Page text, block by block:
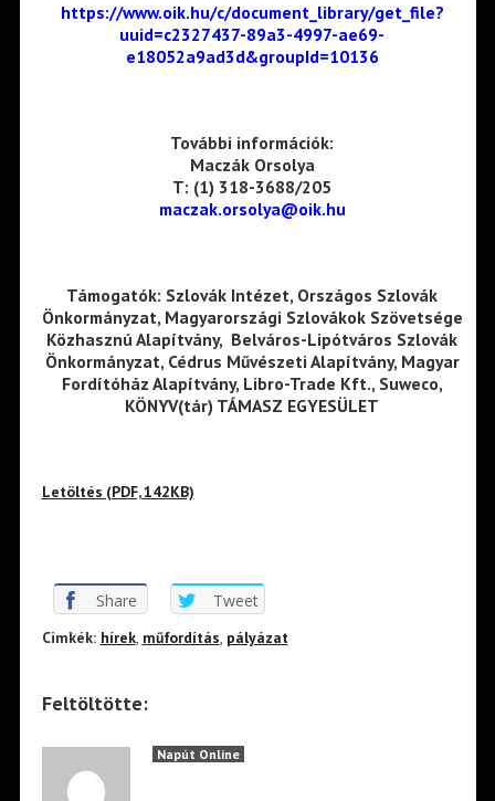
https://www.oik.hu/c/document_library/get_file?
uuid=c2327437-89a3-4997-ae69-
e18052a9ad3d&groupId=10136
További információk:
Maczák Orsolya
T: (1) 318-3688/205
maczak.orsolya@oik.hu
Támogatók: Szlovák Intézet, Országos Szlovák
Önkormányzat, Magyarországi Szlovákok Szövetsége
Közhasznú Alapítvány, Belváros-Lipótváros Szlovák
Önkormányzat, Cédrus Művészeti Alapítvány, Magyar
Fordítóház Alapítvány, Libro-Trade Kft., Suweco,
KÖNYV(tár) TÁMASZ EGYESÜLET
Letöltés (PDF, 142KB)
Share Tweet
Cimkék: hírek, műfordítás, pályázat
Feltöltötte:
Napút Online